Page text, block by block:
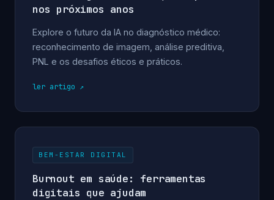
nos próximos anos
Explore o futuro da IA no diagnóstico médico:
reconhecimento de imagem, análise preditiva,
PNL e os desafios éticos e práticos.
ler artigo
BEM-ESTAR DIGITAL
Burnout em saúde: ferramentas
digitais que ajudam